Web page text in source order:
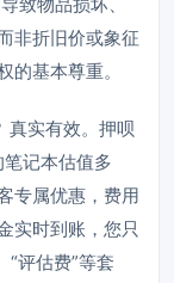
非折旧价或象征
基本尊重。
真实有效。押呗
笔记本估值多
专属优惠，费用
实时到账，您只
“评估费”等套